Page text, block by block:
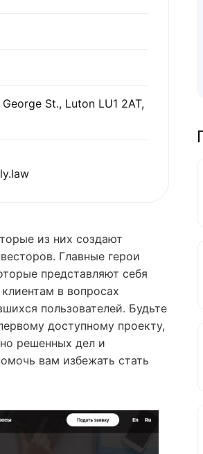
St., Luton LU1 2AT,
из них создают
Главные герои
представляют себя
в вопросах
пользователей. Будьте
доступному проекту,
решенных дел и
вам избежать стать